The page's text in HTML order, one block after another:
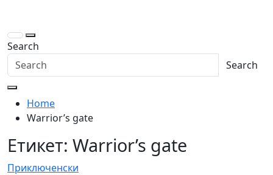
content
Search
Search
Home
Warrior’s gate
Етикет: Warrior’s gate
Приключенски